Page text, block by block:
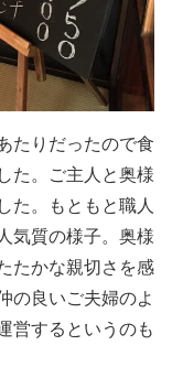
たりだったので食
た。ご主人と奥様
た。もともと職人
気質の様子。奥様
たかな親切さを感
の良いご夫婦のよ
営するというのも